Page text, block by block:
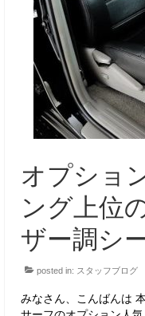
オプショ
ング上位
ザー調シ
posted in: スタッフブログ
みなさん、こんばんは